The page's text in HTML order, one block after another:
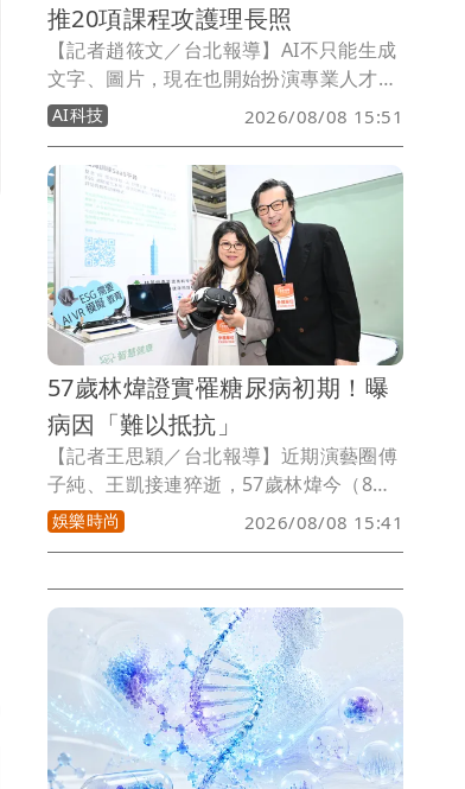
推20項課程攻護理長照
【記者趙筱文／台北報導】AI不只能生成
文字、圖片，現在也開始扮演專業人才的
「陪練員」。由藝人林煒創辦的超級臉股
份有限公司（MetaFace），將AI導入護
理、長照等專業訓練場景，旗下「Sim
Check（預演）」結合AI動作判讀、語音
辨識及即時評估，讓使用者在真正進入第
一線前反覆練習；未來三年更規劃推出20
項專業課程，進一步跨足急救與防災領
域。
AI科技 2026/08/08 15:51
57歲林煒證實罹糖尿病初期！曝
病因「難以抵抗」
【記者王思穎／台北報導】近期演藝圈傅
子純、王凱接連猝逝，57歲林煒今（8
日）參展高齡健康產業博覽會，提到過去
自己因為趕拍戲，累到開車蛇行，被警察
好累！」現在他的健康有女友Cora顧著，
半年抽一次血糖，一年健康檢查一次。他
透露自己血糖算高，約為6到7之間，但正
常值大約4.5，醫生提醒這是糖尿病初
期，但林煒回：「我不承認！」
娛樂時尚 2026/08/08 15:41